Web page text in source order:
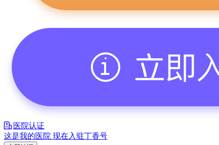
医院认证
这是我的医院 现在入驻丁香号